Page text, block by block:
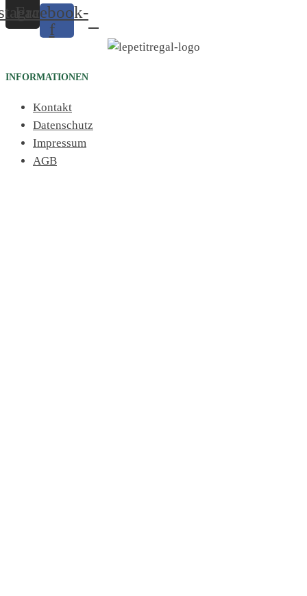
Facebook-
f
INFORMATIONEN
Kontakt
Datenschutz
Impressum
AGB